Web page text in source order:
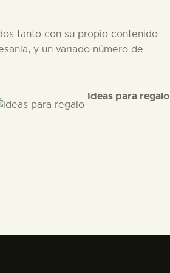
tanto con su propio contenido
y un variado número de
Ideas para regalo